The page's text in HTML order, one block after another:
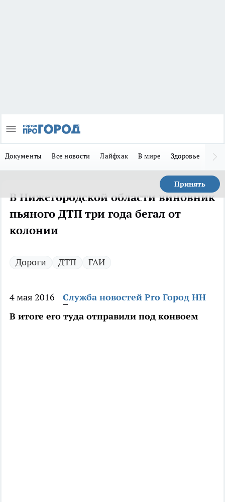
Документы Все новости Лайфхак В мире Здоровье
Принять
В Нижегородской области виновник
пьяного ДТП три года бегал от
колонии
Дороги ДТП ГАИ
4 мая 2016
Служба новостей Pro Город НН
В итоге его туда отправили под конвоем